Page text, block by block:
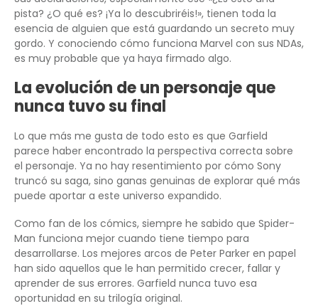
pista? ¿O qué es? ¡Ya lo descubriréis!», tienen toda la
esencia de alguien que está guardando un secreto muy
gordo. Y conociendo cómo funciona Marvel con sus NDAs,
es muy probable que ya haya firmado algo.
La evolución de un personaje que
nunca tuvo su final
Lo que más me gusta de todo esto es que Garfield
parece haber encontrado la perspectiva correcta sobre
el personaje. Ya no hay resentimiento por cómo Sony
truncó su saga, sino ganas genuinas de explorar qué más
puede aportar a este universo expandido.
Como fan de los cómics, siempre he sabido que Spider-
Man funciona mejor cuando tiene tiempo para
desarrollarse. Los mejores arcos de Peter Parker en papel
han sido aquellos que le han permitido crecer, fallar y
aprender de sus errores. Garfield nunca tuvo esa
oportunidad en su trilogía original.